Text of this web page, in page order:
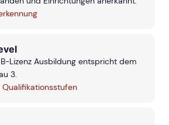
Lizenz Ausbildung entspricht dem
3.
Qualifikationsstufen